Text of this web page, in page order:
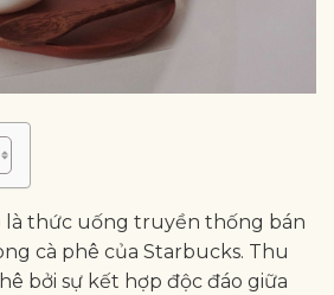
là thức uống truyền thống bán
cà phê của Starbucks. Thu
bởi sự kết hợp độc đáo giữa